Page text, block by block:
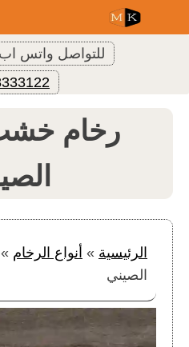
للتواصل واتس اب
رخام
الرئيسية » أنواع الرخام »
الصيني